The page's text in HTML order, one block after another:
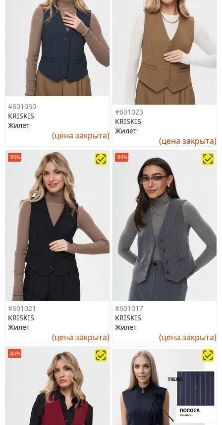
#601030
KRISKIS
Жилет
(цена закрыта)
#601023
KRISKIS
Жилет
(цена закрыта)
-80%
#601021
KRISKIS
Жилет
(цена закрыта)
-80%
#601017
KRISKIS
Жилет
(цена закрыта)
-80%